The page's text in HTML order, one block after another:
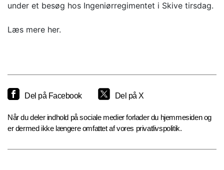
under et besøg hos Ingeniørregimentet i Skive tirsdag.
Læs mere her.
Del på Facebook Del på X
Når du deler indhold på sociale medier forlader du hjemmesiden og
er dermed ikke længere omfattet af vores privatlivspolitik.